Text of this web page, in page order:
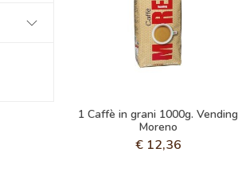
1 Caffè in grani 1000g. Vending
Moreno
€ 12,36